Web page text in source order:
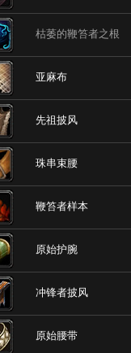
枯萎的鞭笞者之根
亚麻布
先祖披风
珠串束腰
鞭笞者样本
原始护腕
冲锋者披风
原始腰带